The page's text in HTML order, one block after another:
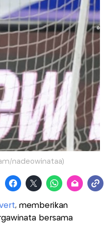
nadeowinataa)
, memberikan
bersama